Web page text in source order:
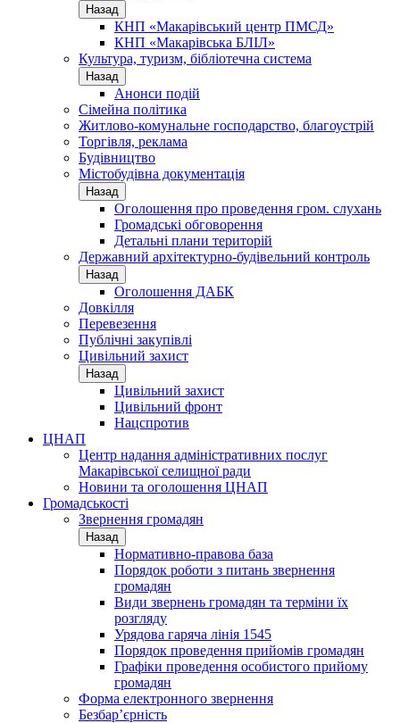
Назад
КНП «Макарівський центр ПМСД»
КНП «Макарівська БЛІЛ»
Культура, туризм, бібліотечна система
Назад
Анонси подій
Сімейна політика
Житлово-комунальне господарство, благоустрій
Торгівля, реклама
Будівництво
Містобудівна документація
Назад
Оголошення про проведення гром. слухань
Громадські обговорення
Детальні плани територій
Державний архітектурно-будівельний контроль
Назад
Оголошення ДАБК
Довкілля
Перевезення
Публічні закупівлі
Цивільний захист
Назад
Цивільний захист
Цивільний фронт
Нацспротив
ЦНАП
Центр надання адміністративних послуг
Макарівської селищної ради
Новини та оголошення ЦНАП
Громадськості
Звернення громадян
Назад
Нормативно-правова база
Порядок роботи з питань звернення
громадян
Види звернень громадян та терміни їх
розгляду
Урядова гаряча лінія 1545
Порядок проведення прийомів громадян
Графіки проведення особистого прийому
громадян
Форма електронного звернення
Безбар’єрність